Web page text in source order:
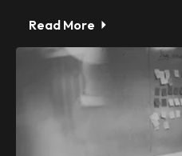
Read More